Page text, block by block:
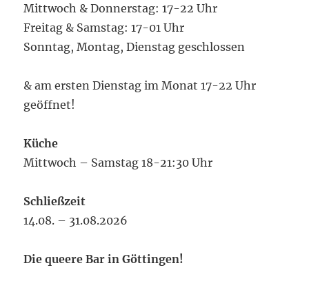
Mittwoch & Donnerstag: 17-22 Uhr
Freitag & Samstag: 17-01 Uhr
Sonntag, Montag, Dienstag geschlossen
& am ersten Dienstag im Monat 17-22 Uhr
geöffnet!
Küche
Mittwoch – Samstag 18-21:30 Uhr
Schließzeit
14.08. – 31.08.2026
Die queere Bar in Göttingen!